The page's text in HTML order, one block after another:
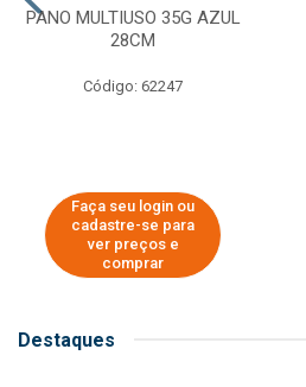
PANO MULTIUSO 35G AZUL
28CM
Código: 62247
Faça seu login ou
cadastre-se para
ver preços e
comprar
Destaques